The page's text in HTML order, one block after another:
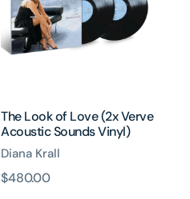
(2x
Verve
Acoustic
The Look of Love (2x Verve
Acoustic Sounds Vinyl)
Diana Krall
原
$480.00